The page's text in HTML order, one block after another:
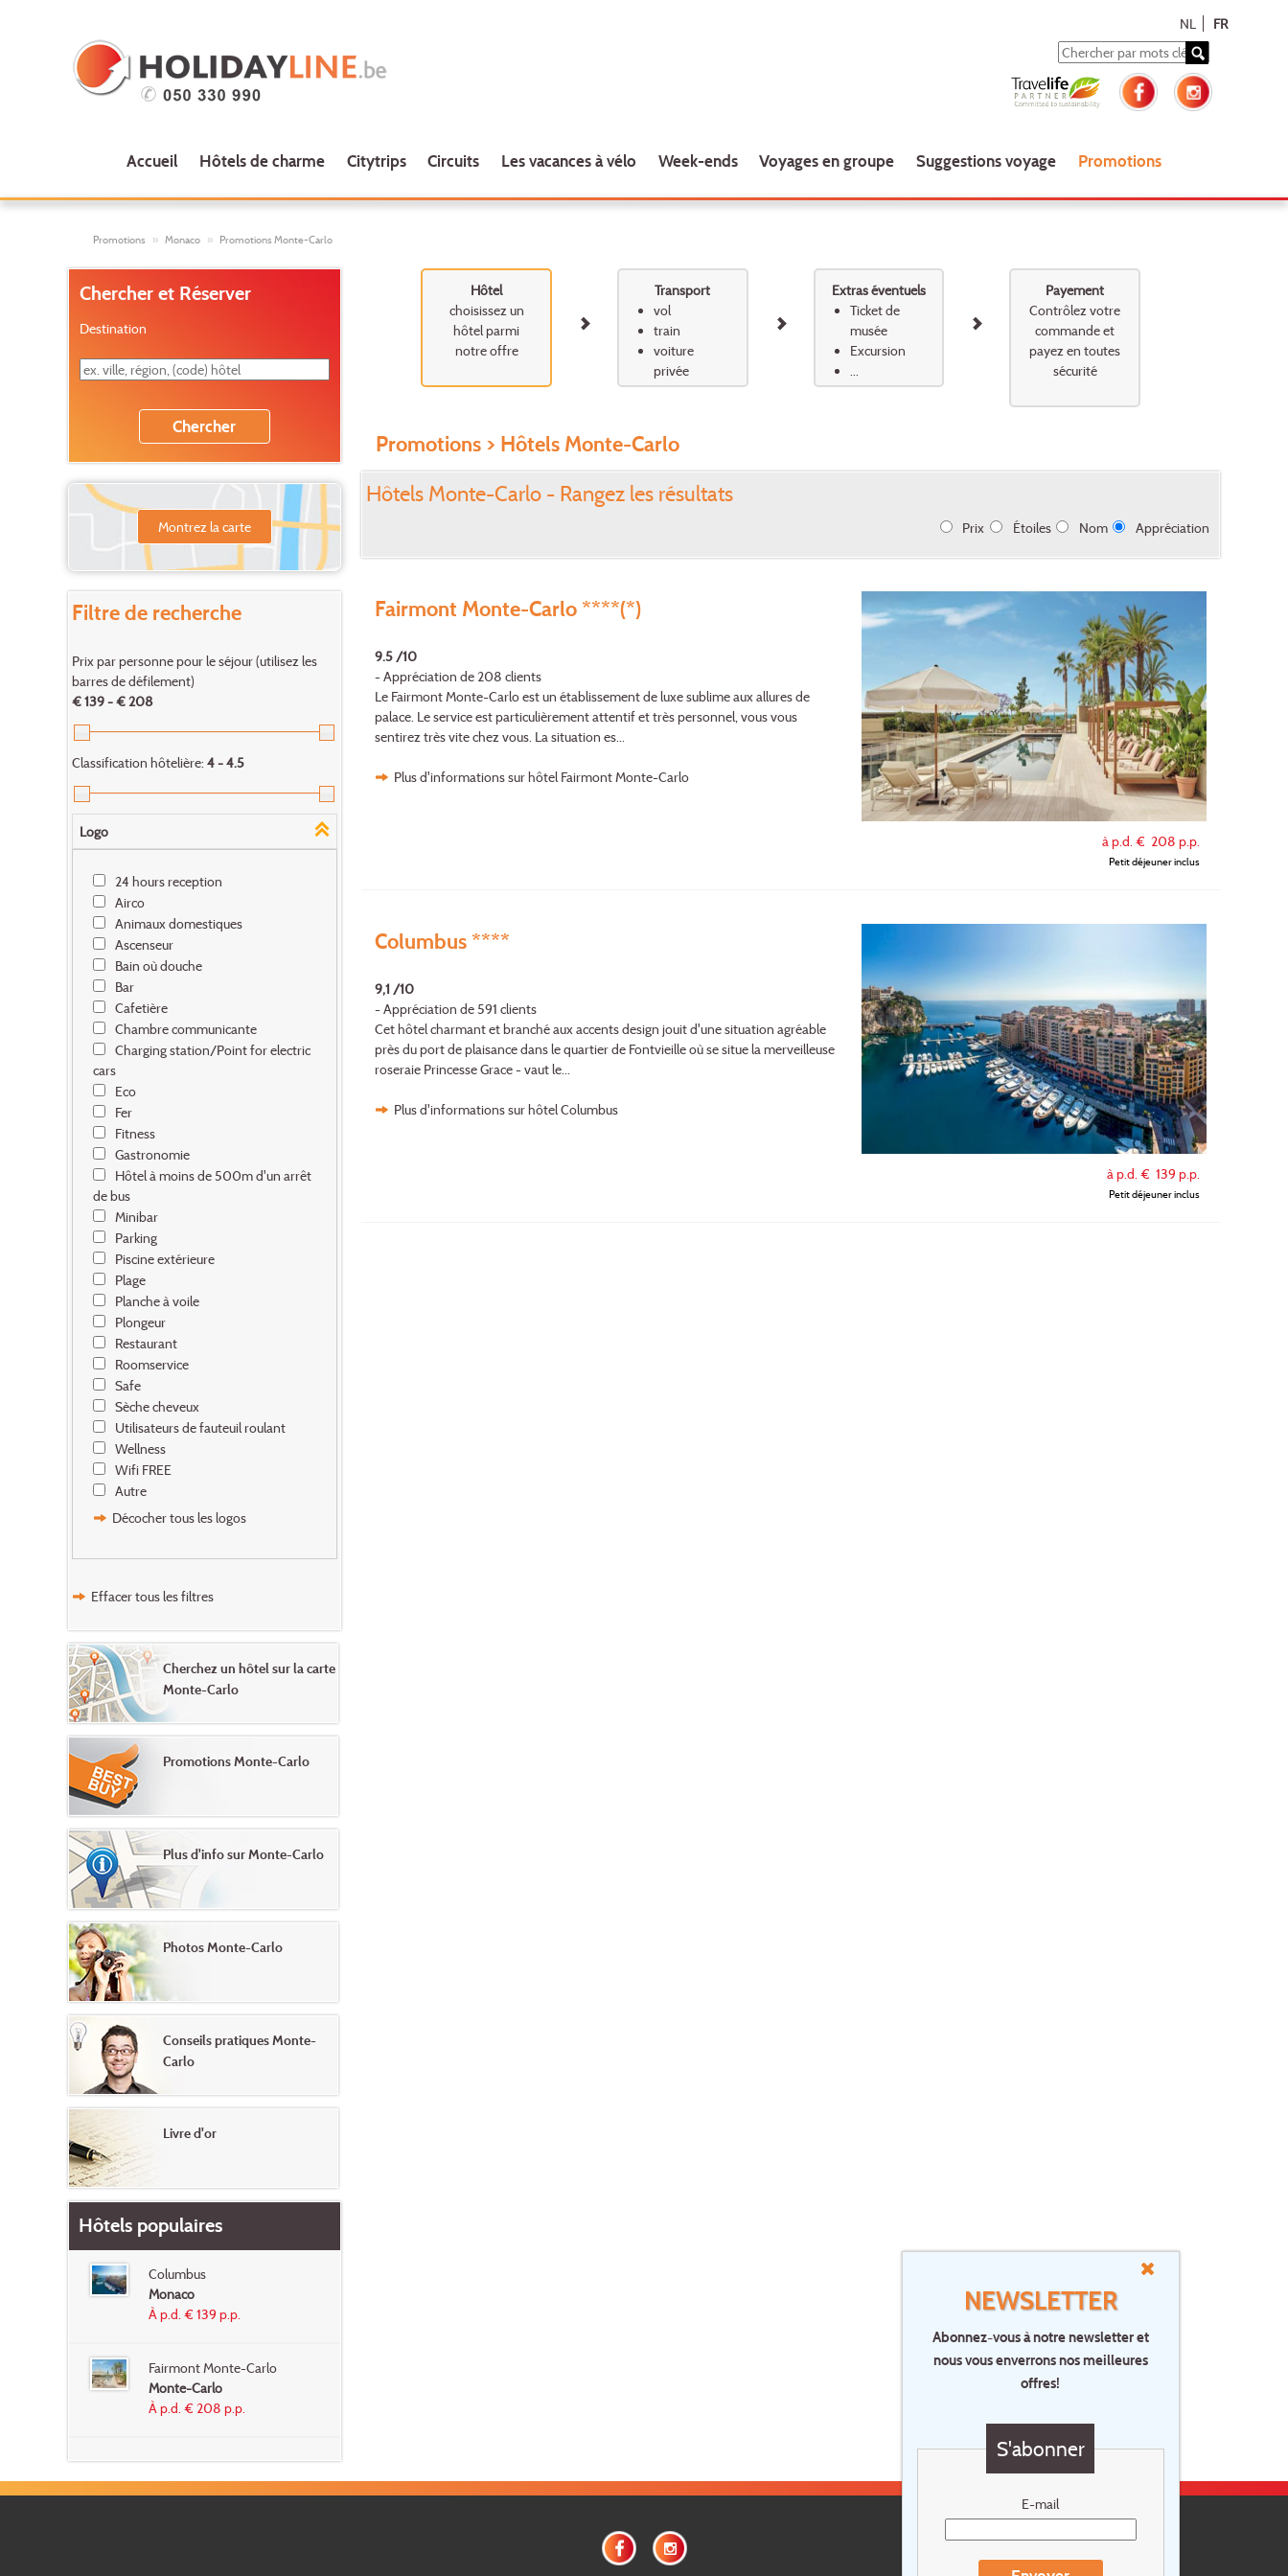
NEWSLETTER
Abonnez-vous à notre newsletter et
nous vous enverrons nos meilleures
offres!
S'abonner
E-mail
NL FR
Accueil Hôtels de charme Citytrips Circuits Les vacances à vélo Week-ends Voyages en groupe Suggestions voyage Promotions
Promotions Monaco Promotions Monte-Carlo
Hôtel
choisissez un
hôtel parmi
notre offre
Transport
vol
train
voiture
privée
Extras éventuels
Ticket de
musée
Excursion
Payement
Contrôlez votre
commande et
payez en toutes
sécurité
Promotions> Hôtels Monte-Carlo
Hôtels Monte-Carlo - Rangez les résultats
Prix Étoiles Nom Appréciation
à p.d. € 208 p.p.
Petit déjeuner inclus
Fairmont Monte-Carlo ****(*)
9.5 /10
- Appréciation de 208 clients
Le Fairmont Monte-Carlo est un établissement de luxe sublime aux allures de
palace. Le service est particulière­ment attentif et très personnel, vous vous
sentirez très vite chez vous. La situation es...
Plus d'informations sur hôtel Fairmont Monte-Carlo
à p.d. € 139 p.p.
Petit déjeuner inclus
Columbus ****
9,1 /10
- Appréciation de 591 clients
Cet hôtel charmant et branché aux accents design jouit d'une situation agréable
près du port de plaisance dans le quartier de Fontvieille où se situe la merveilleuse
roseraie Princesse Grace - vaut le...
Plus d'informations sur hôtel Columbus
Chercher et Réserver
Destination
Montrez la carte
Filtre de recherche
Prix par personne pour le séjour (utilisez les
barres de défilement)
€ 139 - € 208
Classification hôtelière: 4 - 4.5
Logo
24 hours reception
Airco
Animaux domestiques
Ascenseur
Bain où douche
Bar
Cafetière
Chambre communicante
cars
Eco
Fer
Fitness
Gastronomie
de bus
Minibar
Parking
Piscine extérieure
Plage
Planche à voile
Plongeur
Restaurant
Roomservice
Safe
Sèche cheveux
Utilisateurs de fauteuil roulant
Wellness
Wifi FREE
Autre
Décocher tous les logos
Effacer tous les filtres
Cherchez un hôtel sur la carte
Monte-Carlo
Promotions Monte-Carlo
Plus d'info sur Monte-Carlo
Photos Monte-Carlo
Conseils pratiques Monte-
Carlo
Livre d'or
Hôtels populaires
Columbus
Monaco
À p.d. € 139 p.p.
Fairmont Monte-Carlo
Monte-Carlo
À p.d. € 208 p.p.